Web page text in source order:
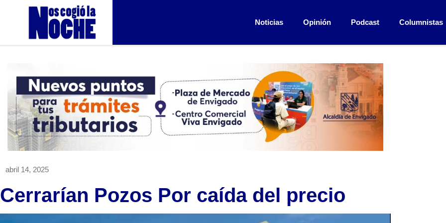
Noticias Opinión Podcast Columnistas
abril 14, 2025
Cerrarían Pozos Por caída del precio